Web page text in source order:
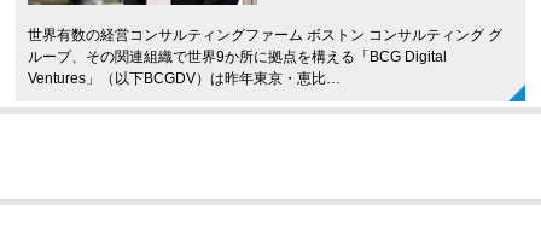
世界有数の経営コンサルティングファーム ボストン コンサルティング グ
ループ、その関連組織で世界9か所に拠点を構える「BCG Digital
Ventures」（以下BCGDV）は昨年東京・恵比…